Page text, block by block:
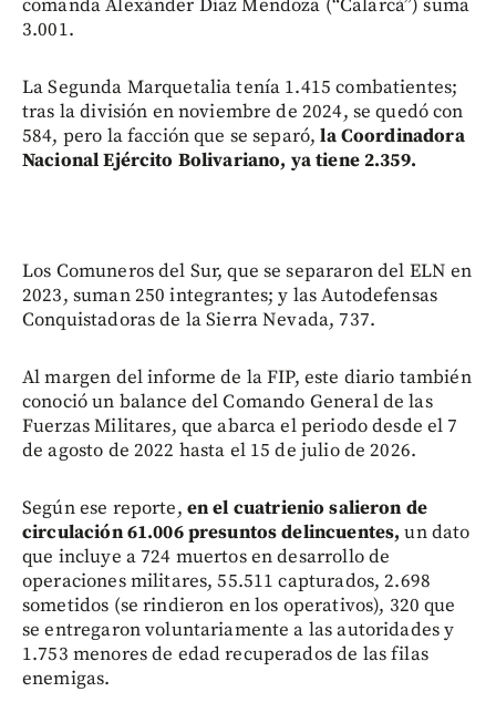
comanda Alexánder Díaz Mendoza (“Calarcá”) suma
3.001.
La Segunda Marquetalia tenía 1.415 combatientes;
tras la división en noviembre de 2024, se quedó con
584, pero la facción que se separó,la Coordinadora
Nacional Ejército Bolivariano, ya tiene 2.359.
Los Comuneros del Sur, que se separaron del ELN en
2023, suman 250 integrantes; y las Autodefensas
Conquistadoras de la Sierra Nevada, 737.
Al margen del informe de la FIP, este diario también
conoció un balance del Comando General de las
Fuerzas Militares, que abarca el periodo desde el 7
de agosto de 2022 hasta el 15 de julio de 2026.
Según ese reporte, en el cuatrienio salieron de
circulación 61.006 presuntos delincuentes,un dato
que incluye a 724 muertos en desarrollo de
operaciones militares, 55.511 capturados, 2.698
sometidos (se rindieron en los operativos), 320 que
se entregaron voluntariamente a las autoridades y
1.753 menores de edad recuperados de las filas
enemigas.